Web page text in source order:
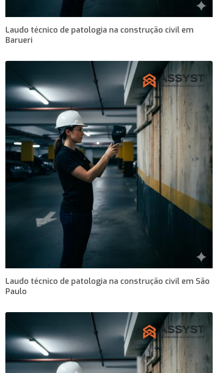
Laudo técnico de patologia na construção civil em
Barueri
Laudo técnico de patologia na construção civil em São
Paulo